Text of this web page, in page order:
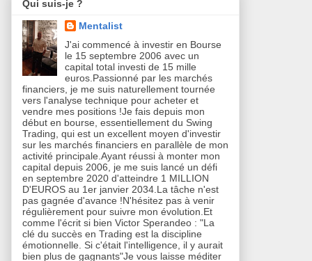
Qui suis-je ?
Mentalist
J'ai commencé à investir en Bourse
le 15 septembre 2006 avec un
capital total investi de 15 mille
euros.Passionné par les marchés
financiers, je me suis naturellement tournée
vers l'analyse technique pour acheter et
vendre mes positions !Je fais depuis mon
début en bourse, essentiellement du Swing
Trading, qui est un excellent moyen d'investir
sur les marchés financiers en parallèle de mon
activité principale.Ayant réussi à monter mon
capital depuis 2006, je me suis lancé un défi
en septembre 2020 d'atteindre 1 MILLION
D'EUROS au 1er janvier 2034.La tâche n'est
pas gagnée d'avance !N'hésitez pas à venir
régulièrement pour suivre mon évolution.Et
comme l'écrit si bien Victor Sperandeo : "La
clé du succès en Trading est la discipline
émotionnelle. Si c'était l'intelligence, il y aurait
bien plus de gagnants"Je vous laisse méditer